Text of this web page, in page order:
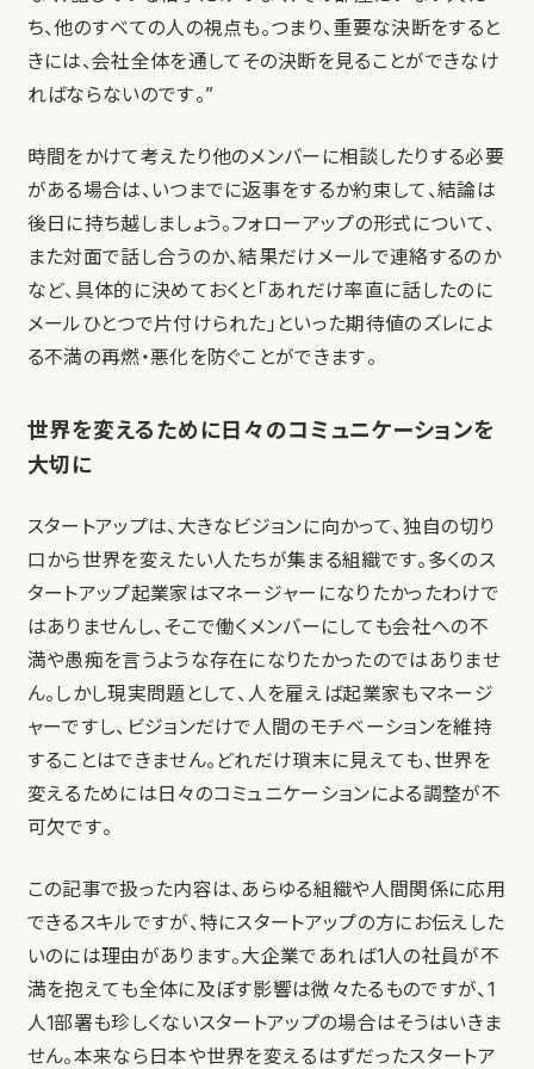
ち、他のすべての人の視点も。つまり、重要な決断をすると
きには、会社全体を通してその決断を見ることができなけ
ればならないのです。”
時間をかけて考えたり他のメンバーに相談したりする必要
がある場合は、いつまでに返事をするか約束して、結論は
後日に持ち越しましょう。フォローアップの形式について、
また対面で話し合うのか、結果だけメールで連絡するのか
など、具体的に決めておくと「あれだけ率直に話したのに
メールひとつで片付けられた」といった期待値のズレによ
る不満の再燃・悪化を防ぐことができます。
世界を変えるために日々のコミュニケーションを
大切に
スタートアップは、大きなビジョンに向かって、独自の切り
口から世界を変えたい人たちが集まる組織です。多くのス
タートアップ起業家はマネージャーになりたかったわけで
はありませんし、そこで働くメンバーにしても会社への不
満や愚痴を言うような存在になりたかったのではありませ
ん。しかし現実問題として、人を雇えば起業家もマネージ
ャーですし、ビジョンだけで人間のモチベーションを維持
することはできません。どれだけ瑣末に見えても、世界を
変えるためには日々のコミュニケーションによる調整が不
可欠です。
この記事で扱った内容は、あらゆる組織や人間関係に応用
できるスキルですが、特にスタートアップの方にお伝えした
いのには理由があります。大企業であれば1人の社員が不
満を抱えても全体に及ぼす影響は微々たるものですが、1
人1部署も珍しくないスタートアップの場合はそうはいきま
せん。本来なら日本や世界を変えるはずだったスタートア